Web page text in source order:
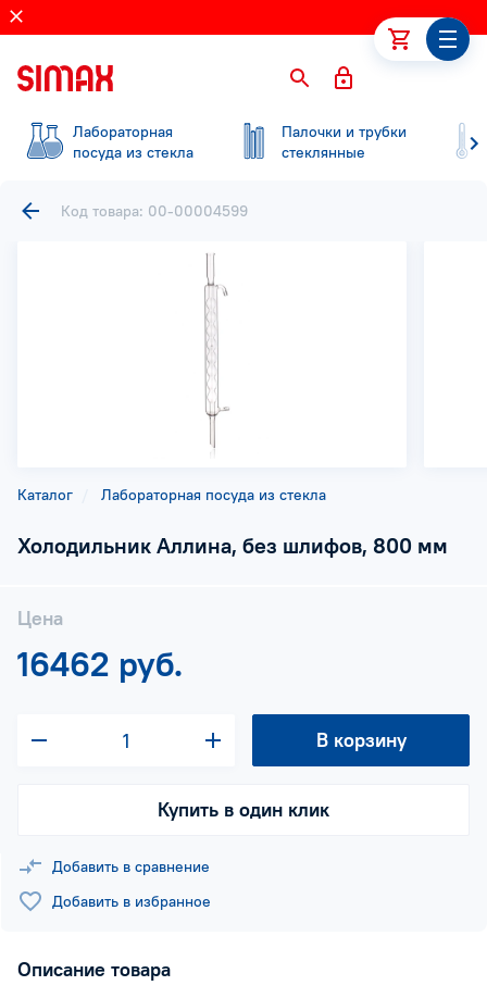
Лабораторная
посуда из стекла
Палочки и трубки
стеклянные
Каталог Лабораторная посуда из стекла
Холодильник Аллина, без шлифов, 800 мм
Цена
16462 руб.
В корзину
Купить в один клик
Добавить в сравнение
Добавить в избранное
Описание товара
Код товара: 00-00004599